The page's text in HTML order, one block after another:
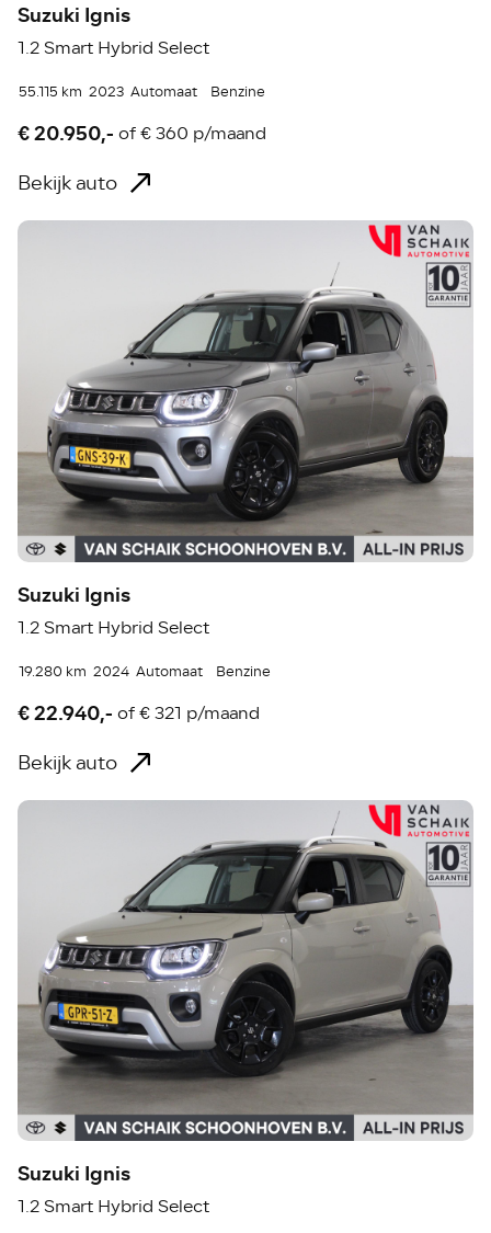
Suzuki Ignis
1.2 Smart Hybrid Select
55.115 km 2023 Automaat Benzine
€ 20.950,- of€ 360 p/maand
Bekijk auto
Suzuki Ignis
1.2 Smart Hybrid Select
19.280 km 2024 Automaat Benzine
€ 22.940,- of€ 321 p/maand
Bekijk auto
Suzuki Ignis
1.2 Smart Hybrid Select